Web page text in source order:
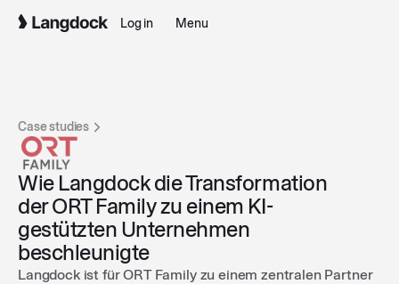
Log in Menu
Case studies
Wie Langdock die Transformation
der ORT Family zu einem KI-
gestützten Unternehmen
beschleunigte
Langdock ist für ORT Family zu einem zentralen Partner